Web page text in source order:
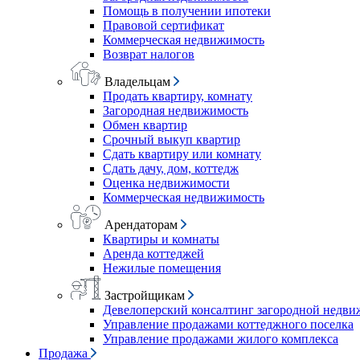
Помощь в получении ипотеки
Правовой сертификат
Коммерческая недвижимость
Возврат налогов
Владельцам
Продать квартиру, комнату
Загородная недвижимость
Обмен квартир
Срочный выкуп квартир
Сдать квартиру или комнату
Сдать дачу, дом, коттедж
Оценка недвижимости
Коммерческая недвижимость
Арендаторам
Квартиры и комнаты
Аренда коттеджей
Нежилые помещения
Застройщикам
Девелоперский консалтинг загородной
Управление продажами коттеджного поселка
Управление продажами жилого комплекса
Продажа